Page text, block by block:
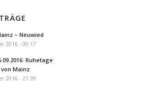
– Neuwied
2016 - 00:17
Ruhetage
Mainz
2016 - 21:39